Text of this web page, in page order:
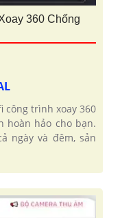
360 Chống
công trình xoay 360
hoàn hảo cho bạn.
ngày và đêm, sản